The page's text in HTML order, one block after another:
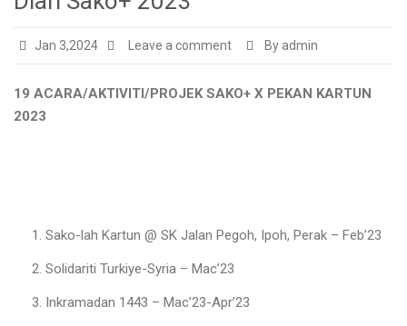
Jan 3,2024 Leave a comment By admin
19 ACARA/AKTIVITI/PROJEK SAKO+ X PEKAN KARTUN
2023
Sako-lah Kartun @ SK Jalan Pegoh, Ipoh, Perak – Feb’23
Solidariti Turkiye-Syria – Mac’23
Inkramadan 1443 – Mac’23-Apr’23